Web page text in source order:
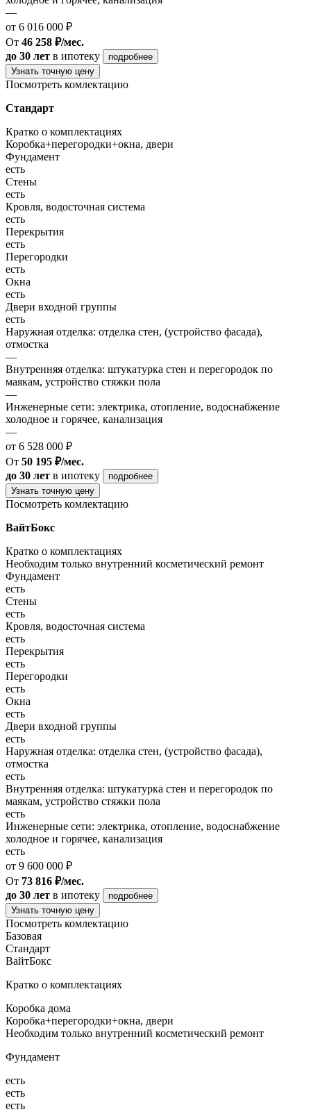
—
от 6 016 000 ₽
От 46 258 ₽/мес.
до 30 лет в ипотеку
подробнее
Узнать точную цену
Посмотреть комлектацию
Стандарт
Кратко о комплектациях
Коробка+перегородки+окна, двери
Фундамент
есть
Стены
есть
Кровля, водосточная система
есть
Перекрытия
есть
Перегородки
есть
Окна
есть
Двери входной группы
есть
Наружная отделка: отделка стен, (устройство фасада),
отмостка
—
Внутренняя отделка: штукатурка стен и перегородок по
маякам, устройство стяжки пола
—
Инженерные сети: электрика, отопление, водоснабжение
холодное и горячее, канализация
—
от 6 528 000 ₽
От 50 195 ₽/мес.
до 30 лет в ипотеку
подробнее
Узнать точную цену
Посмотреть комлектацию
ВайтБокс
Кратко о комплектациях
Необходим только внутренний косметический ремонт
Фундамент
есть
Стены
есть
Кровля, водосточная система
есть
Перекрытия
есть
Перегородки
есть
Окна
есть
Двери входной группы
есть
Наружная отделка: отделка стен, (устройство фасада),
отмостка
есть
Внутренняя отделка: штукатурка стен и перегородок по
маякам, устройство стяжки пола
есть
Инженерные сети: электрика, отопление, водоснабжение
холодное и горячее, канализация
есть
от 9 600 000 ₽
От 73 816 ₽/мес.
до 30 лет в ипотеку
подробнее
Узнать точную цену
Посмотреть комлектацию
Базовая
Стандарт
ВайтБокс
Кратко о комплектациях
Коробка дома
Коробка+перегородки+окна, двери
Необходим только внутренний косметический ремонт
Фундамент
есть
есть
есть